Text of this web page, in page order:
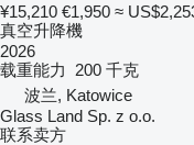
¥15,210 €1,950 ≈
真空升降機
2026
载重能力
200 千克
波兰, Katowice
Glass Land Sp. z o.o.
联系卖方